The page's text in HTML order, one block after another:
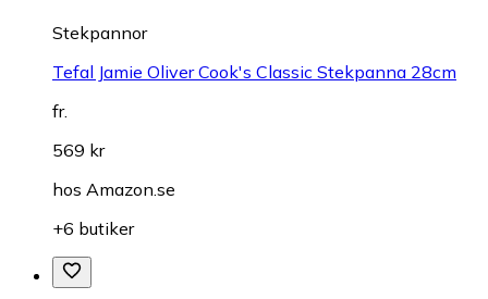
Stekpannor
Tefal Jamie Oliver Cook's Classic Stekpanna 28cm
fr.
569 kr
hos Amazon.se
+6 butiker